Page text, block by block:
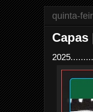
quinta-